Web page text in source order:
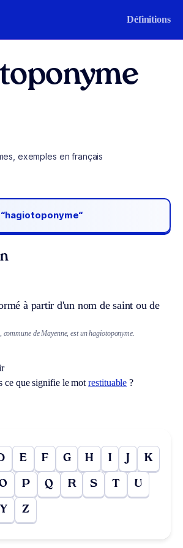
Définitions
exemples en français
“hagiotoponyme“
à partir d'un nom de saint ou de
de Mayenne, est un hagiotoponyme.
ce que signifie le motrestituable ?
E F G H I J K
P Q R S T U
Y Z